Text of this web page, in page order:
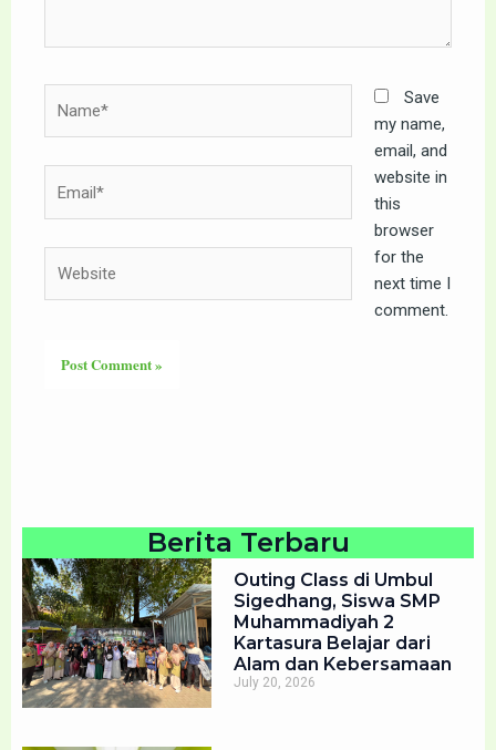
Save
my name,
email, and
website in
this
browser
for the
next time I
comment.
Berita Terbaru
Outing Class di Umbul
Sigedhang, Siswa SMP
Muhammadiyah 2
Kartasura Belajar dari
Alam dan Kebersamaan
July 20, 2026